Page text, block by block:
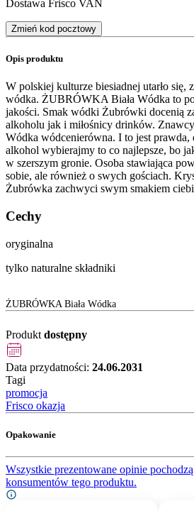
Dostawa Frisco VAN
Zmień kod pocztowy
Opis produktu
W polskiej kulturze biesiadnej utarło się,
wódka. ŻUBRÓWKA Biała Wódka to
jakości. Smak wódki Żubrówki docenią
alkoholu jak i miłośnicy drinków.
Wódka wódcenierówna. I to jest prawda,
alkohol wybierajmy to co najlepsze, bo
w szerszym gronie. Osoba stawiająca
sobie, ale również o swych gościach.
Żubrówka zachwyci swym smakiem
Cechy
oryginalna
tylko naturalne składniki
ŻUBRÓWKA Biała Wódka
Produkt dostępny
Data przydatności: 24.06.2031
Tagi
promocja
Frisco okazja
Opakowanie
Wszystkie prezentowane opinie
konsumentów tego produktu.